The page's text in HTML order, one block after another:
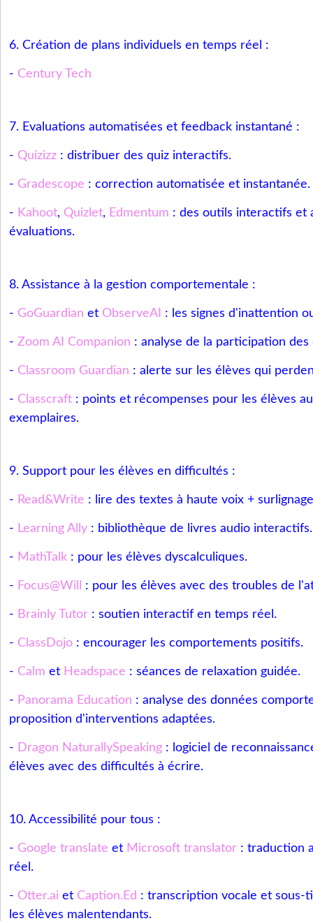
6. Création de plans individuels en temps réel :
- Century Tech
7. Evaluations automatisées et feedback instantané :
- Quizizz : distribuer des quiz interactifs.
- Gradescope : correction automatisée et instantanée.
- Kahoot, Quizlet, Edmentum : des outils interactifs et
évaluations.
8. Assistance à la gestion comportementale :
- GoGuardian et ObserveAI : les signes d'inattention
- Zoom AI Companion : analyse de la participation des
- Classroom Guardian : alerte sur les élèves qui
- Classcraft : points et récompenses pour les élèves
exemplaires.
9. Support pour les élèves en difficultés :
- Read&Write : lire des textes à haute voix +
- Learning Ally : bibliothèque de livres audio interactifs.
- MathTalk : pour les élèves dyscalculiques.
- Focus@Will : pour les élèves avec des troubles de
- Brainly Tutor : soutien interactif en temps réel.
- ClassDojo : encourager les comportements positifs.
- Calm et Headspace : séances de relaxation guidée.
- Panorama Education : analyse des données
proposition d'interventions adaptées.
- Dragon NaturallySpeaking : logiciel de
élèves avec des difficultés à écrire.
10. Accessibilité pour tous :
- Google translate et Microsoft translator : traduction
réel.
- Otter.ai et Caption.Ed : transcription vocale et sous-
les élèves malentendants.